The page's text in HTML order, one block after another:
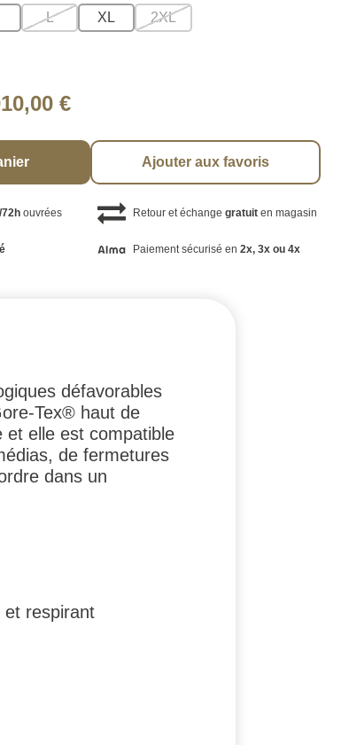
L XL 2XL
€
Ajouter aux favoris
72h ouvrées Retour et échange gratuiten magasin
Paiement sécurisé en 2x, 3x ou 4x
défavorables
Tex® haut de
et elle est compatible
de fermetures
dans un
et respirant